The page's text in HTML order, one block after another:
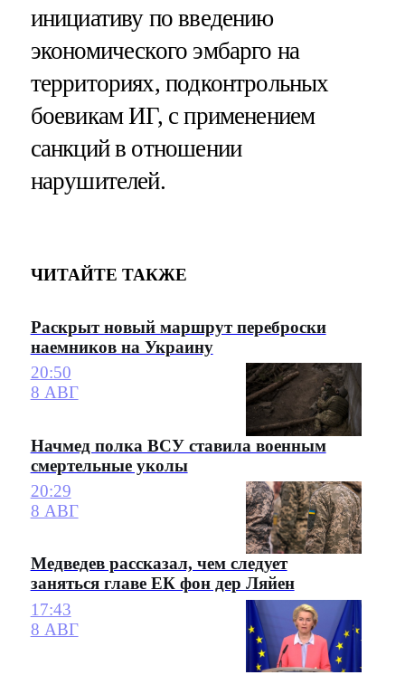
инициативу по введению
экономического эмбарго на
территориях, подконтрольных
боевикам ИГ, с применением
санкций в отношении
нарушителей.
ЧИТАЙТЕ ТАКЖЕ
Раскрыт новый маршрут переброски
наемников на Украину
20:50
8 АВГ
Начмед полка ВСУ ставила военным
смертельные уколы
20:29
8 АВГ
Медведев рассказал, чем следует
заняться главе ЕК фон дер Ляйен
17:43
8 АВГ